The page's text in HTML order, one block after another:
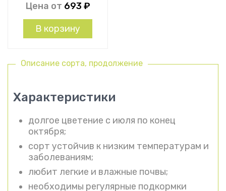
Описание сорта, продолжение
Характеристики
долгое цветение с июля по конец
октября;
сорт устойчив к низким температурам и
заболеваниям;
любит легкие и влажные почвы;
необходимы регулярные подкормки
Цена от 693 ₽
В корзину